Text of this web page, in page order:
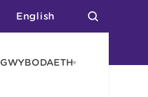
English
GWYBODAETHOpen